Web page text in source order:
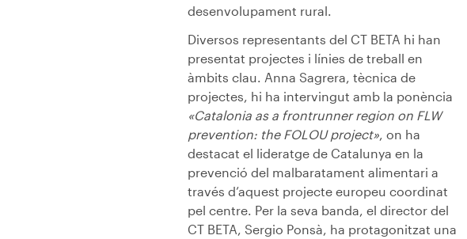
desenvolupament rural.
Diversos representants del CT BETA hi han
presentat projectes i línies de treball en
àmbits clau. Anna Sagrera, tècnica de
projectes, hi ha intervingut amb la ponència
«Catalonia as a frontrunner region on FLW
prevention: the FOLOU project» , on ha
destacat el lideratge de Catalunya en la
prevenció del malbaratament alimentari a
través d’aquest projecte europeu coordinat
pel centre. Per la seva banda, el director del
CT BETA, Sergio Ponsà, ha protagonitzat una